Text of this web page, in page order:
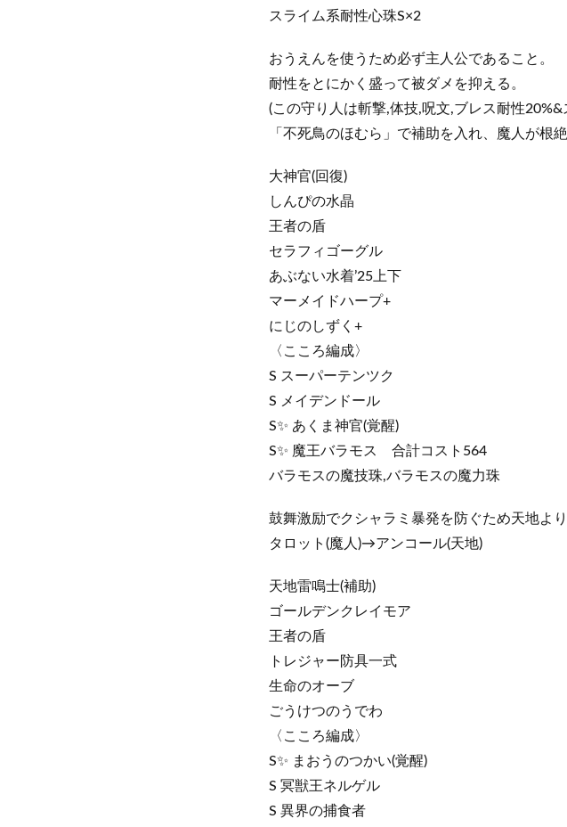
スライム系耐性心珠S×2
おうえんを使うため必ず主人公であること。
耐性をとにかく盛って被ダメを抑える。
(この守り人は斬撃,体技,呪文,ブレス耐性
「不死鳥のほむら」で補助を入れ、魔人が根
大神官(回復)
しんぴの水晶
王者の盾
セラフィゴーグル
あぶない水着’25上下
マーメイドハープ+
にじのしずく+
〈こころ編成〉
S スーパーテンツク
S メイデンドール
S✨ あくま神官(覚醒)
S✨ 魔王バラモス 合計コスト564
バラモスの魔技珠,バラモスの魔力珠
鼓舞激励でクシャラミ暴発を防ぐため天地よ
タロット(魔人)→アンコール(天地)
天地雷鳴士(補助)
ゴールデンクレイモア
王者の盾
トレジャー防具一式
生命のオーブ
ごうけつのうでわ
〈こころ編成〉
S✨ まおうのつかい(覚醒)
S 冥獣王ネルゲル
S 異界の捕食者